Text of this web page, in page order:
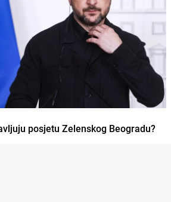
posjetu Zelenskog Beogradu?